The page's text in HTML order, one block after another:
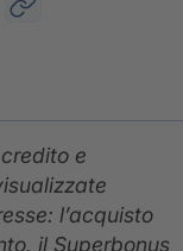
e
l’acquisto
il Superbonus